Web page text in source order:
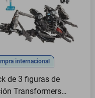
internacional
de 3 figuras de
Transformers